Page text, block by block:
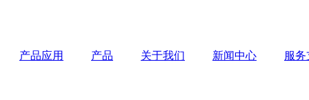
产品应用 产品 关于我们 新闻中心 服